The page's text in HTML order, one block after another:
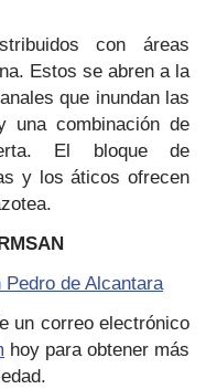
con áreas
Estos se abren a la
que inundan las
una combinación de
El bloque de
y los áticos ofrecen
de Alcantara
un correo electrónico
hoy para obtener más